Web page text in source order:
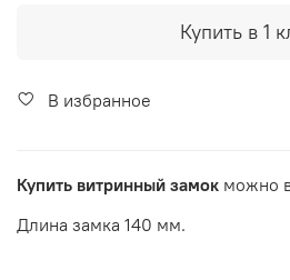
Купить в 1
В избранное
Купить витринный замок можно
Длина замка 140 мм.